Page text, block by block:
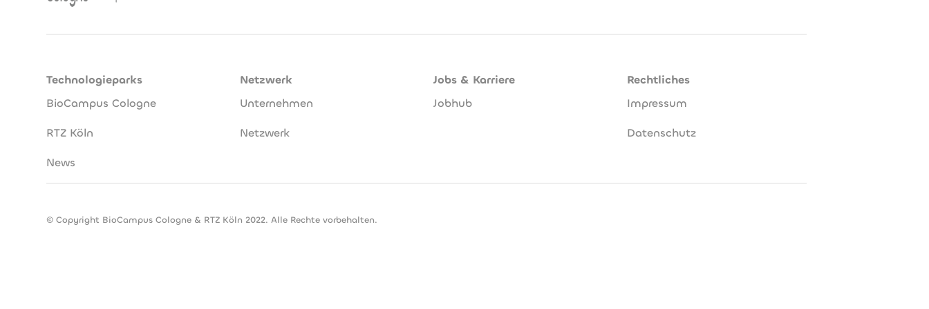
Technologieparks
BioCampus Cologne
RTZ Köln
News
Netzwerk
Unternehmen
Netzwerk
Jobs & Karriere
Jobhub
Rechtliches
Impressum
Datenschutz
© Copyright BioCampus Cologne & RTZ Köln 2022. Alle Rechte vorbehalten.